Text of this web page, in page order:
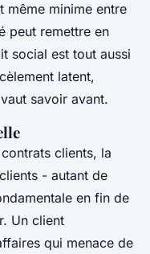
même minime entre
peut remettre en
social est tout aussi
latent,
savoir avant.
clients, la
- autant de
en fin de
Un client
qui menace de